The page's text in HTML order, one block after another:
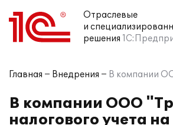
Отраслевые
и
решения
Главная Внедрения В компании
В компании ООО
налогового учета